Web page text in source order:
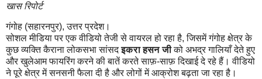
खास रिपोर्ट
गंगोह (सहारनपुर), उत्तर प्रदेश।
सोशल मीडिया पर एक वीडियो तेजी से वायरल हो रहा है, जिसमें गंगोह क्षेत्र के
कुछ व्यक्ति कैराना लोकसभा सांसदइकरा हसन जीको अभद्र गालियाँ देते हुए
और खुलेआम फायरिंग करने की बातें करते साफ़-साफ़ दिखाई दे रहे हैं। वीडियो
ने पूरे क्षेत्र में सनसनी फैला दी है और लोगों में आक्रोश बढ़ता जा रहा है।